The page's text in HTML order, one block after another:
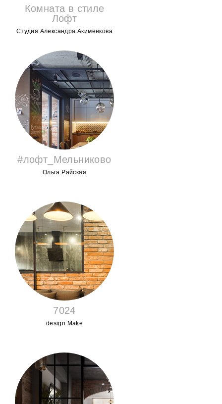
Комната в стиле
Лофт
Студия Александра Акименкова
#лофт_Мельниково
Ольга Райская
7024
design Make